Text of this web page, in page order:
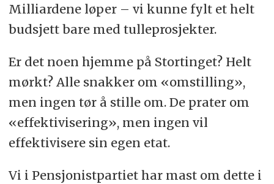
Milliardene løper – vi kunne fylt et helt
budsjett bare med tulleprosjekter.
Er det noen hjemme på Stortinget? Helt
mørkt? Alle snakker om «omstilling»,
men ingen tør å stille om. De prater om
«effektivisering», men ingen vil
effektivisere sin egen etat.
Vi i Pensjonistpartiet har mast om dette i